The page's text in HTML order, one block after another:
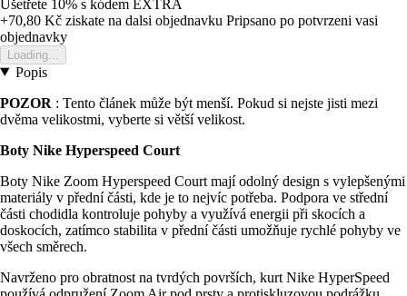
Ušetřete 10% s kódem EXTRA
+70,80 Kč ziskate na dalsi objednavku Pripsano po potvrzeni vasi
objednavky
Loading...
Popis
POZOR : Tento článek může být menší. Pokud si nejste jisti mezi
dvěma velikostmi, vyberte si větší velikost.
Boty Nike Hyperspeed Court
Boty Nike Zoom Hyperspeed Court mají odolný design s vylepšenými
materiály v přední části, kde je to nejvíc potřeba. Podpora ve střední
části chodidla kontroluje pohyby a využívá energii při skocích a
doskocích, zatímco stabilita v přední části umožňuje rychlé pohyby ve
všech směrech.
Navrženo pro obratnost na tvrdých površích, kurt Nike HyperSpeed